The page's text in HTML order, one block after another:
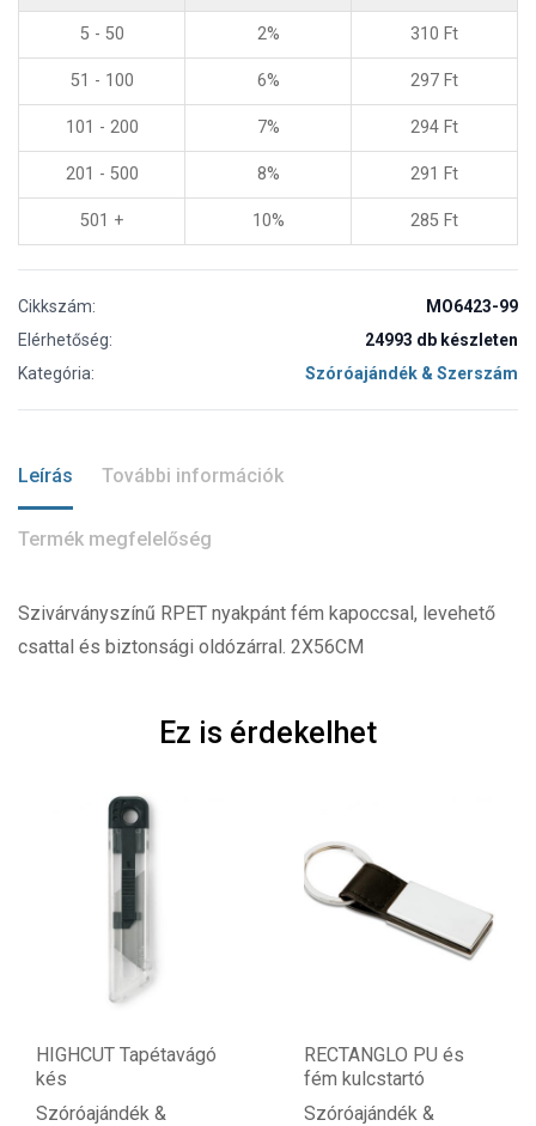
5 - 50 2% 310 Ft
51 - 100 6% 297 Ft
101 - 200 7% 294 Ft
201 - 500 8% 291 Ft
501 + 10% 285 Ft
Cikkszám:
MO6423-99
Elérhetőség:
24993 db készleten
Kategória:
Szóróajándék & Szerszám
Leírás További információk
Termék megfelelőség
Szivárványszínű RPET nyakpánt fém kapoccsal, levehető
csattal és biztonsági oldózárral. 2X56CM
Ez is érdekelhet
HIGHCUT Tapétavágó
kés
Szóróajándék &
RECTANGLO PU és
fém kulcstartó
Szóróajándék &